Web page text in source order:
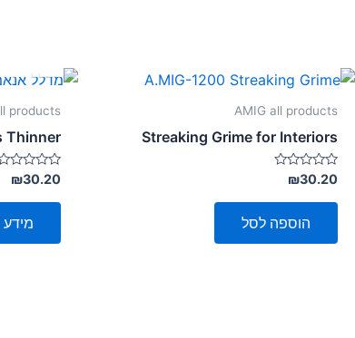
AMIG all products
Streaking Grime for Interiors
דורג
0
מתוך
₪30.20
הוספה לסל
products
Thinner
דורג
0
מתוך
₪30.20
מידע